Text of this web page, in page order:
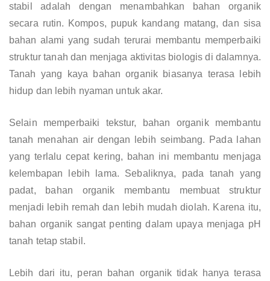
stabil adalah dengan menambahkan bahan organik
secara rutin. Kompos, pupuk kandang matang, dan sisa
bahan alami yang sudah terurai membantu memperbaiki
struktur tanah dan menjaga aktivitas biologis di dalamnya.
Tanah yang kaya bahan organik biasanya terasa lebih
hidup dan lebih nyaman untuk akar.
Selain memperbaiki tekstur, bahan organik membantu
tanah menahan air dengan lebih seimbang. Pada lahan
yang terlalu cepat kering, bahan ini membantu menjaga
kelembapan lebih lama. Sebaliknya, pada tanah yang
padat, bahan organik membantu membuat struktur
menjadi lebih remah dan lebih mudah diolah. Karena itu,
bahan organik sangat penting dalam upaya menjaga pH
tanah tetap stabil.
Lebih dari itu, peran bahan organik tidak hanya terasa